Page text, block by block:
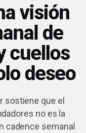
visión
de
cuellos
deseo
sostiene que el
no es la
cadence semanal